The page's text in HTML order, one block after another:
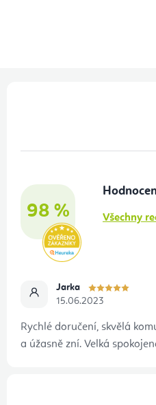
98 % Všechny
Jarka
15.06.2023
Rychlé doručení, skvělá
a úžasně zní. Velká